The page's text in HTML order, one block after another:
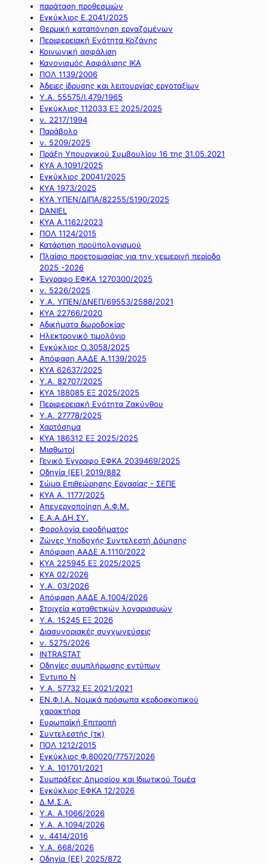
παράταση προθεσμιών
Εγκύκλιος Ε.2041/2025
Θερμική καταπόνηση εργαζομένων
Περιφερειακή Ενότητα Κοζάνης
Κοινωνική ασφάλιση
Κανονισμός Ασφάλισης ΙΚΑ
ΠΟΛ 1139/2006
Άδειες ίδρυσης και λειτουργίας εργοταξίων
Υ.Α. 55575/Ι.479/1965
Εγκύκλιος 112033 ΕΞ 2025/2025
ν. 2217/1994
Παράβολο
ν. 5209/2025
Πράξη Υπουργικού Συμβουλίου 16 της 31.05.2021
ΚΥΑ Α.1091/2025
Εγκύκλιος 20041/2025
ΚΥΑ 1973/2025
ΚΥΑ ΥΠΕΝ/ΔΙΠΑ/82255/5190/2025
DANIEL
ΚΥΑ Α.1162/2023
ΠΟΛ 1124/2015
Κατάρτιση προϋπολογισμού
Πλαίσιο προετοιμασίας για την χειμερινή περίοδο
2025 -2026
Έγγραφο ΕΦΚΑ 1270300/2025
ν. 5226/2025
Υ.Α. ΥΠΕΝ/ΔΝΕΠ/69553/2588/2021
ΚΥΑ 22766/2020
Αδικήματα δωροδοκίας
Ηλεκτρονικό τιμολόγιο
Εγκύκλιος Ο.3058/2025
Απόφαση ΑΑΔΕ Α.1139/2025
ΚΥΑ 62637/2025
Υ.Α. 82707/2025
ΚΥΑ 188085 ΕΞ 2025/2025
Περιφερειακή Ενότητα Ζακύνθου
Υ.Α. 27778/2025
Χαρτόσημα
ΚΥΑ 186312 ΕΞ 2025/2025
Μισθωτοί
Γενικό Έγγραφο ΕΦΚΑ 2039469/2025
Οδηγία (ΕΕ) 2019/882
Σώμα Επιθεώρησης Εργασίας - ΣΕΠΕ
ΚΥΑ Α. 1177/2025
Απενεργοποίηση Α.Φ.Μ.
Ε.Α.Α.ΔΗ.ΣΥ.
Φορολογία εισοδήματος
Ζώνες Υποδοχής Συντελεστή Δόμησης
Απόφαση ΑΑΔΕ Α.1110/2022
ΚΥΑ 225945 ΕΞ 2025/2025
ΚΥΑ 02/2026
Υ.Α. 03/2026
Απόφαση ΑΑΔΕ Α.1004/2026
Στοιχεία καταθετικών λογαριασμών
Υ.Α. 15245 ΕΞ 2026
Διασυνοριακές συγχωνεύσεις
ν. 5275/2026
INTRASTAT
Οδηγίες συμπλήρωσης εντύπων
Έντυπο Ν
Υ.Α. 57732 ΕΞ 2021/2021
ΕΝ.Φ.Ι.Α. Νομικά πρόσωπα κερδοσκοπικού
χαρακτήρα
Ευρωπαϊκή Επιτροπή
Συντελεστής (τκ)
ΠΟΛ 1212/2015
Εγκύκλιος Φ.80020/7757/2026
Υ.Α. 101701/2021
Συμπράξεις Δημοσίου και Ιδιωτικού Τομέα
Εγκύκλιος ΕΦΚΑ 12/2026
Δ.Μ.Σ.Α.
Υ.Α. Α.1066/2026
Υ.Α. Α.1094/2026
ν. 4414/2016
Y.A. 668/2026
Οδηγία (ΕΕ) 2025/872